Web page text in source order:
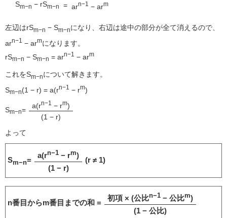
Sm−n − rSm−n = arn−1 − arm
左辺はrSm−n − Sm−nになり、右辺は途中の部分が全て消えるので、
arn−1 − armになります。
rSm−n − Sm−n = arn−1 − arm
これをSm−nについて解きます。
Sm−n(1 − r) = a(rn−1 − rm)
Sm−n= a(rn−1 − rm)
(1 − r)
よって
Sm−n=
a(rn−1 − rm)
(1 − r)
(r ≠ 1)
n番目からm番目までの和 =
初項 × (公比n−1 − 公比m)
(1 − 公比)